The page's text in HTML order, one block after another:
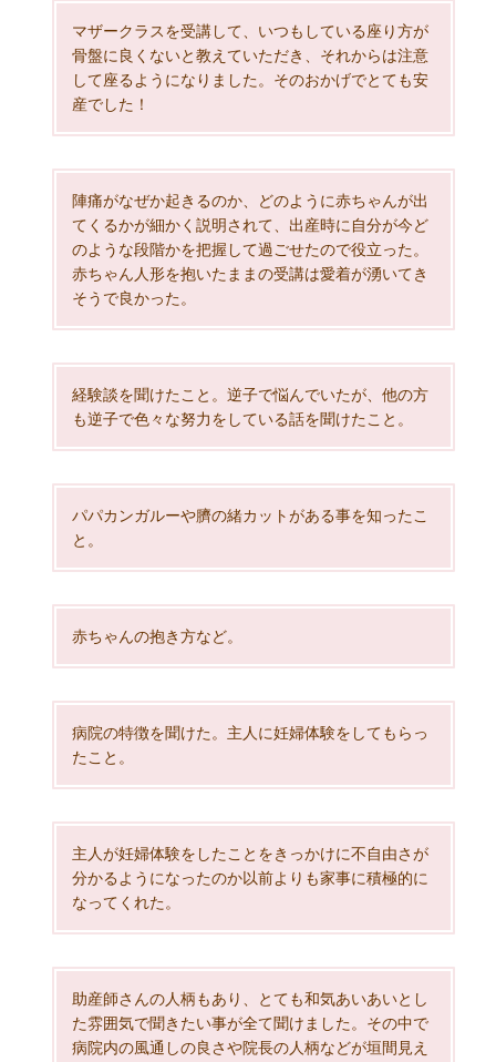
マザークラスを受講して、いつもしている座り方が
骨盤に良くないと教えていただき、それからは注意
して座るようになりました。そのおかげでとても安
産でした！
陣痛がなぜか起きるのか、どのように赤ちゃんが出
てくるかが細かく説明されて、出産時に自分が今ど
のような段階かを把握して過ごせたので役立った。
赤ちゃん人形を抱いたままの受講は愛着が湧いてき
そうで良かった。
経験談を聞けたこと。逆子で悩んでいたが、他の方
も逆子で色々な努力をしている話を聞けたこと。
パパカンガルーや臍の緒カットがある事を知ったこ
と。
赤ちゃんの抱き方など。
病院の特徴を聞けた。主人に妊婦体験をしてもらっ
たこと。
主人が妊婦体験をしたことをきっかけに不自由さが
分かるようになったのか以前よりも家事に積極的に
なってくれた。
助産師さんの人柄もあり、とても和気あいあいとし
た雰囲気で聞きたい事が全て聞けました。その中で
病院内の風通しの良さや院長の人柄などが垣間見え